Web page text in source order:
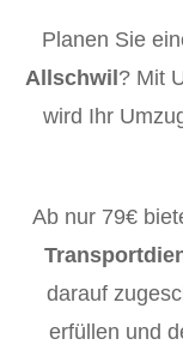
Planen Sie
Allschwil ? Mit
wird Ihr
Ab nur 79€
darauf
erfüllen und